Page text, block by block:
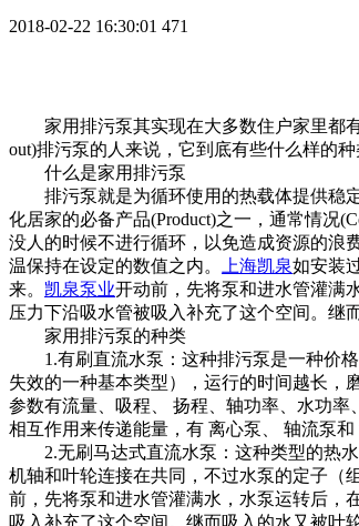
2018-02-22 16:30:01 471
家用排污泵其实现在大多数住户家里都有
out)排污泵的人来说，它到底有些什么样的
什么是家用排污泵
排污泵就是为循环使用的热载体提供稳定
化居家的必备产品(Product)之一，通常情况
没人的时候不进行循环，以免造成资源的浪
温保持在设定的数值之内。
上海凯泉如安装
来。 凯泉泵业开动前，先将泵和进水管灌满
压力下沿吸水管被吸入补充了这个空间。继
家用排污泵的种类
1.有刷直流水泵：这种排污泵是一种价格
失效的一种基本类型），运行的时间越长，
参数有流量、吸程、 扬程、轴功率、水功
相互作用来传递能量，有 离心泵、 轴流泵和
2.无刷马达式直流水泵：这种类型的热水
机轴和叶轮连接在共同，不过水泵的定子（
前，先将泵和进水管灌满水，水泵运转后，
吸入补充了这个空间。继而吸入的水又被叶